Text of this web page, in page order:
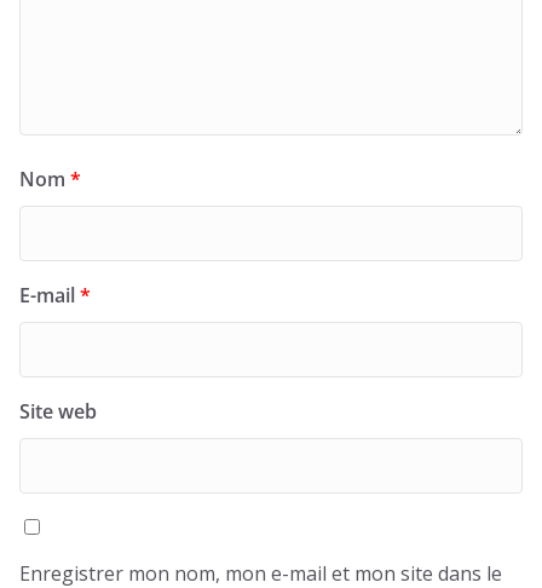
Nom *
E-mail*
Site web
Enregistrer mon nom, mon e-mail et mon site dans le